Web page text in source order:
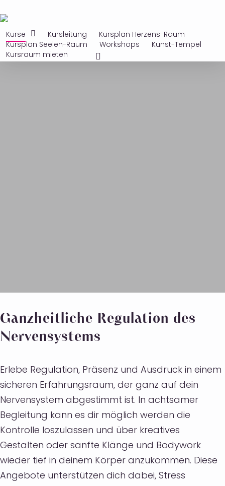
to
main
content
Kurse Kursleitung
Kursplan Herzens-Raum
Kursplan Seelen-Raum
Workshops
Kunst-Tempel
Kursraum mieten
instagram
Start»Embodiment & Regulation
Ganzheitliche Regulation des
Nervensystems
Erlebe Regulation, Präsenz und Ausdruck in einem
sicheren Erfahrungsraum, der ganz auf dein
Nervensystem abgestimmt ist. In achtsamer
Begleitung kann es dir möglich werden die
Kontrolle loszulassen und über kreatives
Gestalten oder sanfte Klänge und Bodywork
wieder tief in deinem Körper anzukommen. Diese
Angebote unterstützen dich dabei, Stress